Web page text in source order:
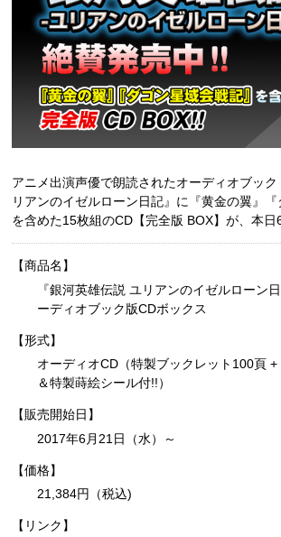
アニメ出演声優で朗読されたオーディオブッ
リアンのイゼルローン日記』に『黄金の翼』『
を含めた15枚組のCD【完全版 BOX】が、本日
【商品名】
『銀河英雄伝説 ユリアンのイゼルローン
ーディオブック版CDボックス
【形式】
オーディオCD（特製ブックレット100頁
＆特製蒔絵シール付!!）
【販売開始日】
2017年6月21日（水）～
【価格】
21,384円（税込)
【リンク】